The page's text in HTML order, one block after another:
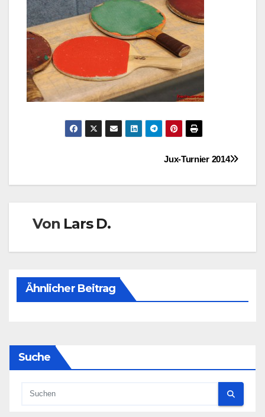
BeitragsnavigationJux-Turnier 2014
Von Lars D.
Ähnlicher Beitrag
Suche